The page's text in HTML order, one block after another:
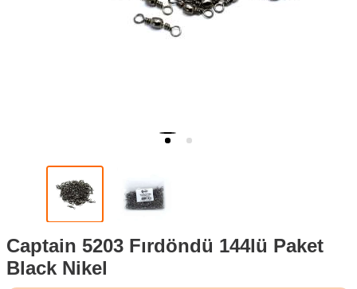
Captain 5203 Fırdöndü 144lü Paket
Black Nikel